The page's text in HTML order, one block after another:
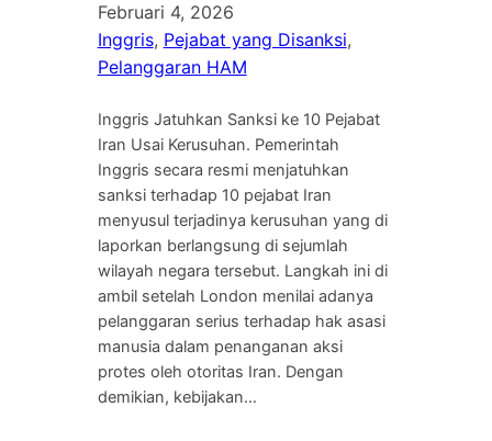
Februari 4, 2026
Inggris, Pejabat yang Disanksi
Pelanggaran HAM
Inggris Jatuhkan Sanksi ke 10 Pejabat
Iran Usai Kerusuhan. Pemerintah
Inggris secara resmi menjatuhkan
sanksi terhadap 10 pejabat Iran
menyusul terjadinya kerusuhan yang di
laporkan berlangsung di sejumlah
wilayah negara tersebut. Langkah ini di
ambil setelah London menilai adanya
pelanggaran serius terhadap hak asasi
manusia dalam penanganan aksi
protes oleh otoritas Iran. Dengan
demikian, kebijakan…